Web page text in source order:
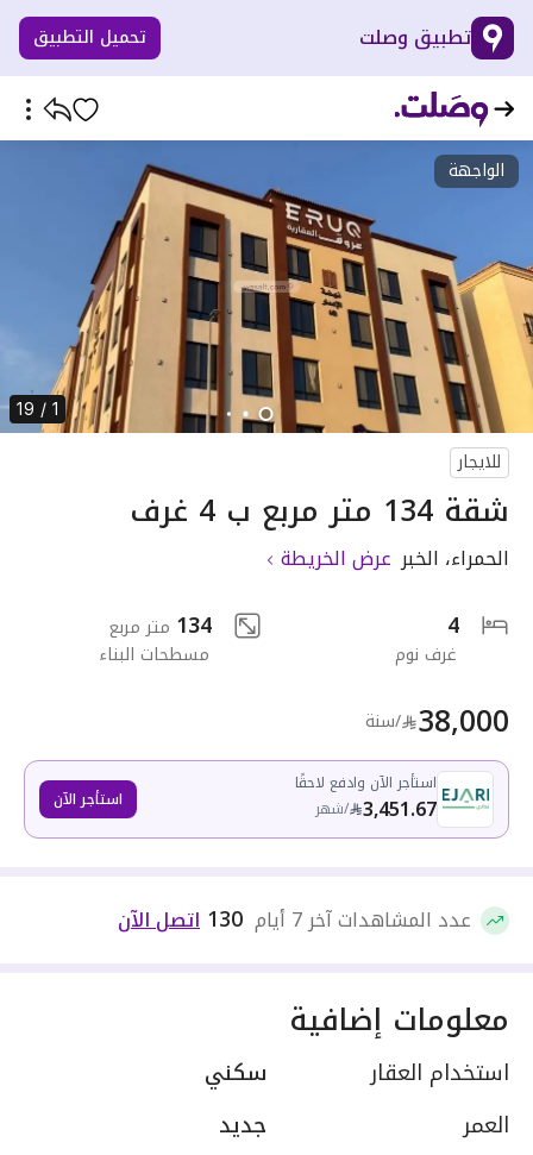
تطبيق وصلت تحميل التطبيق
الواجهة
1 / 19
للايجار
شقة 134 متر مربع ب 4 غرف
الحمراء، الخبر عرض الخريطة
4
غرف نوم
134 متر مربع
مسطحات البناء
38,000 /سنة
استأجر الآن وادفع لاحقًا
3,451.67
/شهر استأجر الآن
عدد المشاهدات آخر 7 أيام 130 اتصل الآن
معلومات إضافية
استخدام العقار
سكني
العمر
جديد